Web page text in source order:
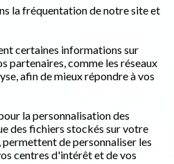
la fréquentation de notre site et
certaines informations sur
partenaires, comme les réseaux
afin de mieux répondre à vos
la personnalisation des
des fichiers stockés sur votre
de personnaliser les
centres d'intérêt et de vos
Sonia Jadir